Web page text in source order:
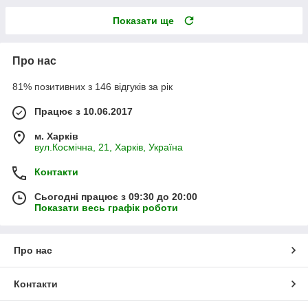
Показати ще
Про нас
81% позитивних з 146 відгуків за рік
Працює з 10.06.2017
м. Харків
вул.Космічна, 21, Харків, Україна
Контакти
Сьогодні працює з 09:30 до 20:00
Показати весь графік роботи
Про нас
Контакти